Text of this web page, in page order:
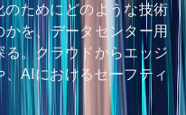
のためにどのような技術
を、データセンター用
。クラウドからエッジ
AIにおけるセーフティ